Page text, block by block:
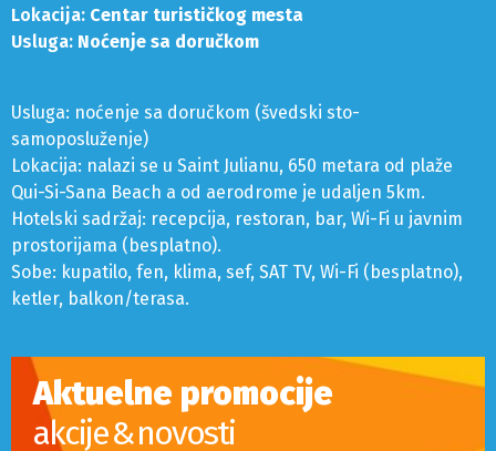
Lokacija: Centar turističkog mesta
Usluga: Noćenje sa doručkom
Usluga: noćenje sa doručkom (švedski sto-
samoposluženje)
Lokacija: nalazi se u Saint Julianu, 650 metara od plaže
Qui-Si-Sana Beach a od aerodrome je udaljen 5km.
Hotelski sadržaj: recepcija, restoran, bar, Wi-Fi u javnim
prostorijama (besplatno).
Sobe: kupatilo, fen, klima, sef, SAT TV, Wi-Fi (besplatno),
ketler, balkon/terasa.
Aktuelne promocije
akcije & novosti